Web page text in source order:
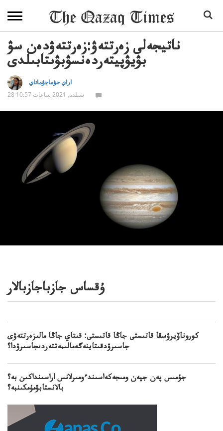
ناتيجەلى زەرتتەۋ:زەرتتەۋدەن سۋ
بۋيۋپيتەردەنسۋبۋىتابىلدى
اراي جۇماجۇماتاي
28 شىلدە, 2021 ساعات 10:57
ۇقساس جازباجازبالار
كوروناۆيرۋسقا قاتىستى جاڭا قاتىستى: قىتاي جاڭا مالىزەرتتەۋى
جاسىرۋدقىتاينەگەمالىمەتتەردىجاسىرۋدا؟
جۇمىس پەن جپەن ومىجەكەاسىندءومىرلانس اراسىنداكىن بە؟
بالانستابۋمۇمكىنبە؟